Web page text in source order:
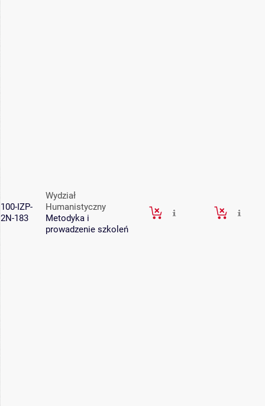
100-IZP-
2N-183
Wydział
Humanistyczny
Metodyka i
prowadzenie szkoleń